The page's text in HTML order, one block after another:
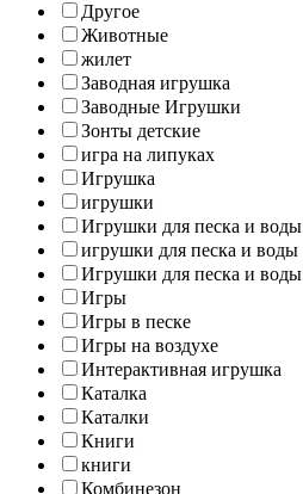
Другое
Животные
жилет
Заводная игрушка
Заводные Игрушки
Зонты детские
игра на липуках
Игрушка
игрушки
Игрушки для песка и воды
игрушки для песка и воды
Игрушки для песка и воды
Игры
Игры в песке
Игры на воздухе
Интерактивная игрушка
Каталка
Каталки
Книги
книги
Комбинезон